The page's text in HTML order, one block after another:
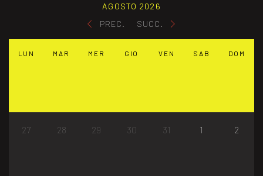
PREC.
AGOSTO 2026
SUCC.
LUN MAR MER GIO VEN SAB DOM
27 28 29 30 31 1 2